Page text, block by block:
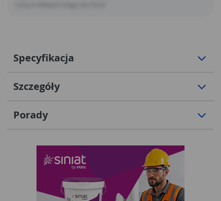
Specyfikacja
Szczegóły
Porady